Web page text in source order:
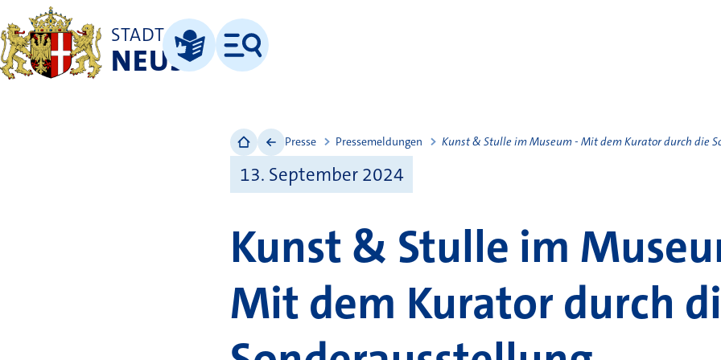
STADT
NEUSSLeichte Sprache
Menü
Presse Pressemeldungen Kunst & Stulle im Museum - Mit dem Kurator durch die
13. September 2024
Kunst & Stulle im
Mit dem Kurator durch